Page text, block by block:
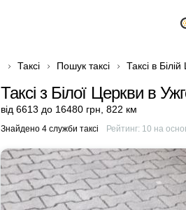
Таксі Пошук таксі Таксі в Білій
Таксі з Білої Церкви в
від 6613 до 16480 грн 822 км
Знайдено 4 служби таксі Рейтинг: 10 на